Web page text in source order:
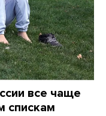
все чаще
спискам